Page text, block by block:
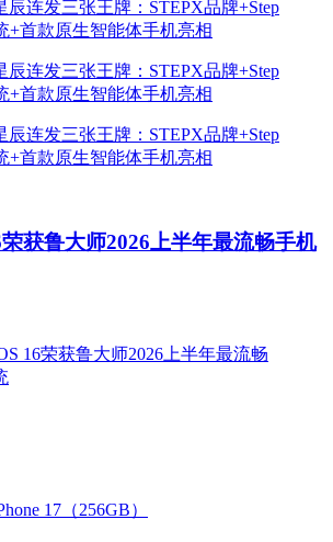
获鲁大师2026上半年最流畅手机